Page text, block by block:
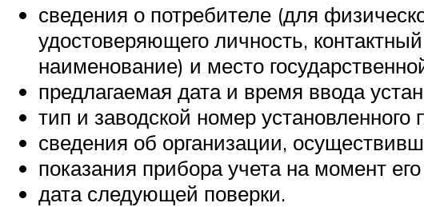
сведения о потребителе (для
удостоверяющего личность,
наименование) и место
предлагаемая дата и время ввода
тип и заводской номер установленного
сведения об организации,
показания прибора учета на момент его
дата следующей поверки.